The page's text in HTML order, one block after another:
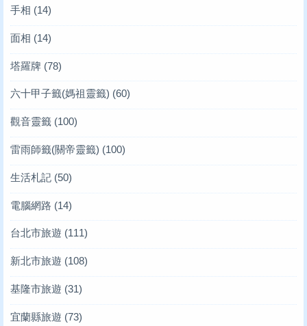
手相 (14)
面相 (14)
塔羅牌 (78)
六十甲子籤(媽祖靈籤) (60)
觀音靈籤 (100)
雷雨師籤(關帝靈籤) (100)
生活札記 (50)
電腦網路 (14)
台北市旅遊 (111)
新北市旅遊 (108)
基隆市旅遊 (31)
宜蘭縣旅遊 (73)